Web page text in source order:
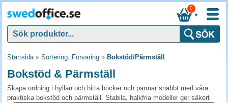
▼
0
Startsida» Sortering, Förvaring » Bokstöd/Pärmställ
Bokstöd & Pärmställ
Skapa ordning i hyllan och hitta böcker och pärmar snabbt med våra
praktiska bokstöd och pärmställ. Stabila, halkfria modeller ger säkert